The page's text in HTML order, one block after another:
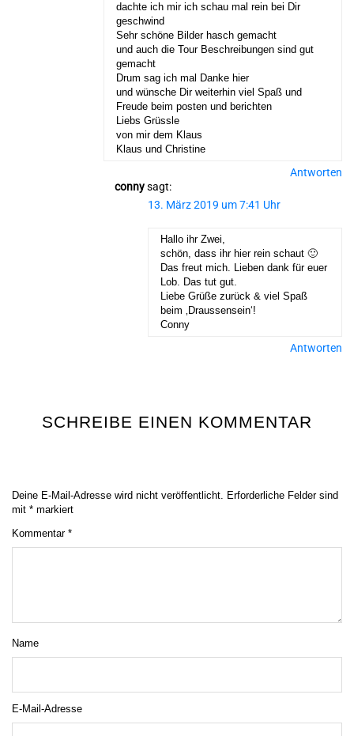
dachte ich mir ich schau mal rein bei Dir
geschwind
Sehr schöne Bilder hasch gemacht
und auch die Tour Beschreibungen sind gut
gemacht
Drum sag ich mal Danke hier
und wünsche Dir weiterhin viel Spaß und
Freude beim posten und berichten
Liebs Grüssle
von mir dem Klaus
Klaus und Christine
Antworten
connysagt:
13. März 2019 um 7:41 Uhr
Hallo ihr Zwei,
schön, dass ihr hier rein schaut 🙂
Das freut mich. Lieben dank für euer
Lob. Das tut gut.
Liebe Grüße zurück & viel Spaß
beim ‚Draussensein‘!
Conny
Antworten
SCHREIBE EINEN KOMMENTAR
Deine E-Mail-Adresse wird nicht veröffentlicht. Erforderliche Felder sind
mit * markiert
Kommentar *
Name
E-Mail-Adresse